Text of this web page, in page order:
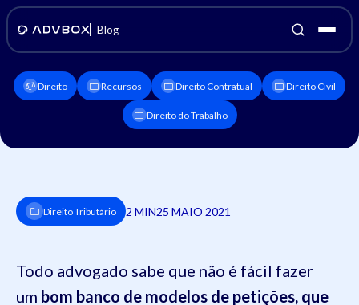
Blog
Direito Recursos Direito Contratual Direito Civil
Direito do Trabalho
Direito Tributário 2 MIN25 MAIO 2021
Todo advogado sabe que não é fácil fazer
um bom banco de modelos de petições, que